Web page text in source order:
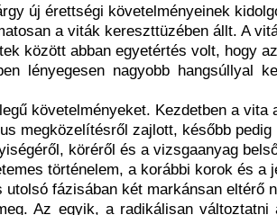
új érettségi követelményeinek
a viták kereszttüzében állt. A
között abban egyetértés volt, hogy
lényegesen nagyobb hangsúllyal
követelményeket. Kezdetben a vita
megközelítésről zajlott, később pedig
köréről és a vizsgaanyag
történelem, a korábbi korok és a
fázisában két markánsan eltérő
Az egyik, a radikálisan